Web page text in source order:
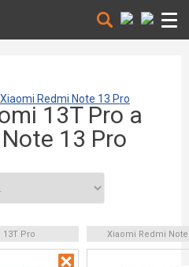
Redmi Note 13 Pro
13T Pro a
13 Pro
13T Pro Xiaomi Redmi